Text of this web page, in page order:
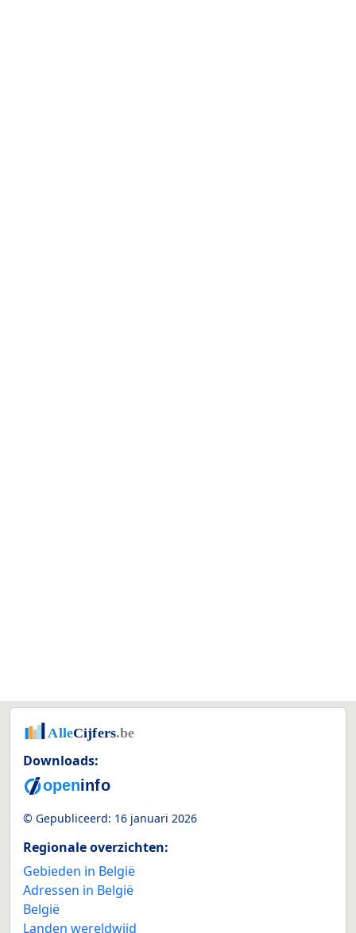
Downloads:
© Gepubliceerd: 16 januari 2026
Regionale overzichten:
Gebieden in België
Adressen in België
België
Landen wereldwijd